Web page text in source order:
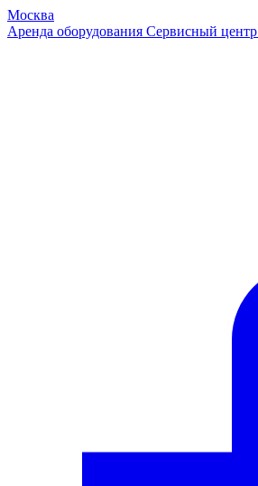
Москва
Аренда оборудования Сервисный центр